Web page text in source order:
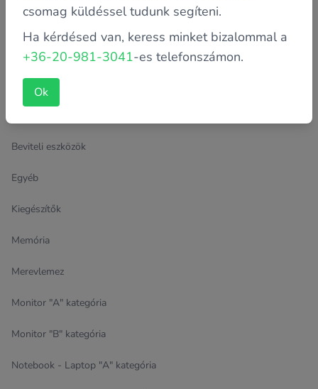
Termék kategóriák
Alaplap
Beviteli eszközök
Egyéb
Kiegészítők
Memória
Merevlemez
Monitor "A" kategória
Monitor "B" kategória
Notebook - Laptop "A" kategória
csomag küldéssel tudunk segíteni.
Ha kérdésed van, keress minket bizalommal a
+36-20-981-3041-es telefonszámon.
Ok